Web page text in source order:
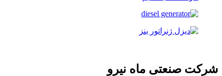
شرکت صنعتی ماه نیرو